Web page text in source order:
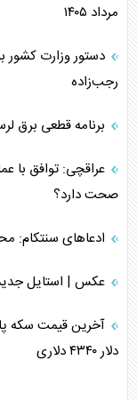
مرداد ۱۴۰۵
دستور وزارت کشور
رجب‌زاده
برنامه قطعی برق لرستان
صحت دارد؟
ادعا‌های سنتکام:
عکس | استایل جدید
آخرین قیمت سکه
دلار ۴۳۴۰ دلاری